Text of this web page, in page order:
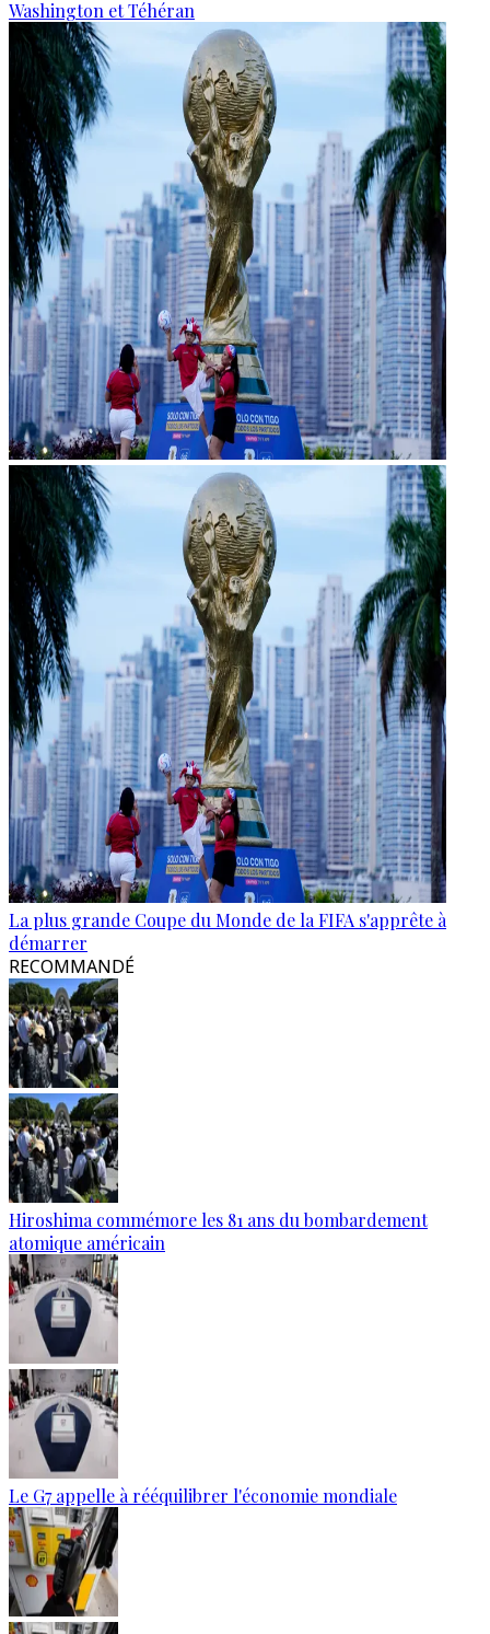
Washington et Téhéran
La plus grande Coupe du Monde de la FIFA s'apprête à
démarrer
RECOMMANDÉ
Hiroshima commémore les 81 ans du bombardement
atomique américain
Le G7 appelle à rééquilibrer l'économie mondiale